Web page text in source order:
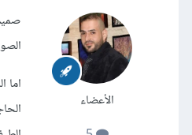
الأعضاء
اما